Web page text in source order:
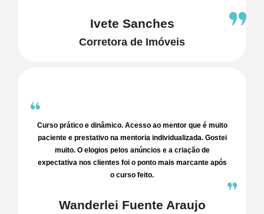
Ivete Sanches
Corretora de Imóveis
Curso prático e dinâmico. Acesso ao mentor que é muito
paciente e prestativo na mentoria individualizada. Gostei
muito. O elogios pelos anúncios e a criação de
expectativa nos clientes foi o ponto mais marcante após
o curso feito.
Wanderlei Fuente Araujo